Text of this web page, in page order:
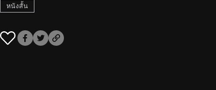
หนังสั้น